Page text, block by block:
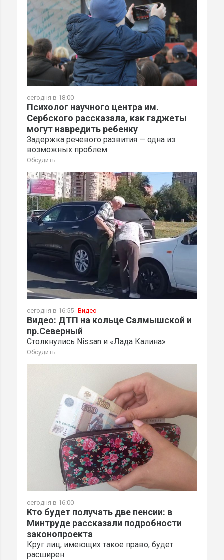
сегодня в 18:00
Психолог научного центра им.
Сербского рассказала, как гаджеты
могут навредить ребенку
Задержка речевого развития — одна из
возможных проблем
Обсудить
сегодня в 16:55 Видео
Видео: ДТП на кольце Салмышской и
пр.Северный
Столкнулись Nissan и «Лада Калина»
Обсудить
сегодня в 16:00
Кто будет получать две пенсии: в
Минтруде рассказали подробности
законопроекта
Круг лиц, имеющих такое право, будет
расширен